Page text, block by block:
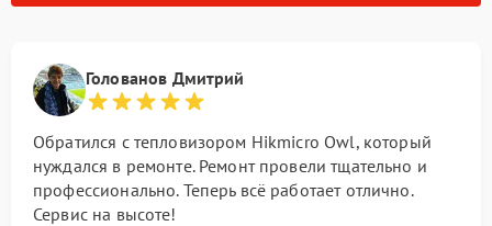
Голованов Дмитрий
Обратился с тепловизором Hikmicro Owl, который
нуждался в ремонте. Ремонт провели тщательно и
профессионально. Теперь всё работает отлично.
Сервис на высоте!